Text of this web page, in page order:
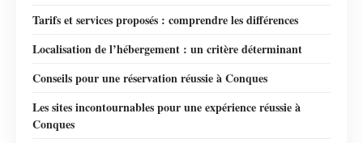
Tarifs et services proposés : comprendre les différences
Localisation de l’hébergement : un critère déterminant
Conseils pour une réservation réussie à Conques
Les sites incontournables pour une expérience réussie à
Conques